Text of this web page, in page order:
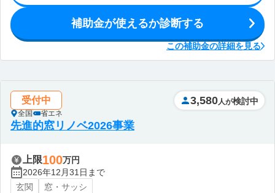
補助金が使えるか診断する
この補助金の詳細を見る
受付中
全国 省エネ
3,580 人が検討中
先進的窓リノベ2026事業
上限100万円
2026年12月31日まで
玄関
窓・サッシ